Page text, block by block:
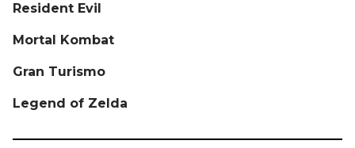
Resident Evil
Mortal Kombat
Gran Turismo
Legend of Zelda